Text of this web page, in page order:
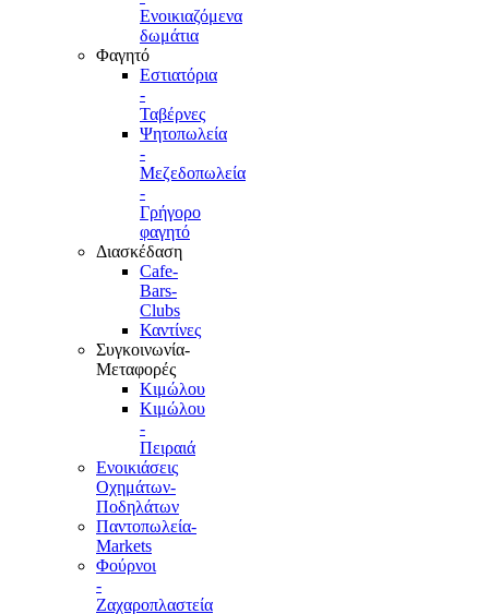
Ενοικιαζόμενα
δωμάτια
Φαγητό
Εστιατόρια
-
Ταβέρνες
Ψητοπωλεία
-
Μεζεδοπωλεία
-
Γρήγορο
φαγητό
Διασκέδαση
Cafe-
Bars-
Clubs
Καντίνες
Συγκοινωνία-
Μεταφορές
Κιμώλου
Κιμώλου
-
Πειραιά
Ενοικιάσεις
Οχημάτων-
Ποδηλάτων
Παντοπωλεία-
Markets
Φούρνοι
-
Ζαχαροπλαστεία